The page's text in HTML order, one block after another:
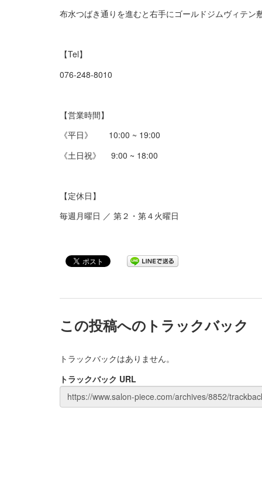
布水つばき通りを進むと右手にゴールドジムヴィテン
【Tel】
076-248-8010
【営業時間】
《平日》 10:00 ~ 19:00
《土日祝》 9:00 ~ 18:00
【定休日】
毎週月曜日 ／ 第２・第４火曜日
この投稿へのトラックバック
トラックバックはありません。
トラックバック URL